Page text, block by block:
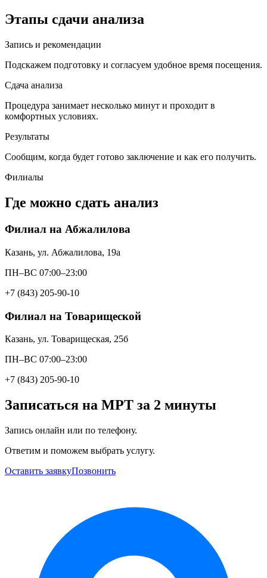
Этапы сдачи анализа
Запись и рекомендации
Подскажем подготовку и согласуем удобное время посещения.
Сдача анализа
Процедура занимает несколько минут и проходит в
комфортных условиях.
Результаты
Сообщим, когда будет готово заключение и как его получить.
Филиалы
Где можно сдать анализ
Филиал на Абжалилова
Казань, ул. Абжалилова, 19а
ПН–ВС 07:00–23:00
+7 (843) 205-90-10
Филиал на Товарищеской
Казань, ул. Товарищеская, 25б
ПН–ВС 07:00–23:00
+7 (843) 205-90-10
Записаться на МРТ за 2 минуты
Запись онлайн или по телефону.
Ответим и поможем выбрать услугу.
Оставить заявкуПозвонить